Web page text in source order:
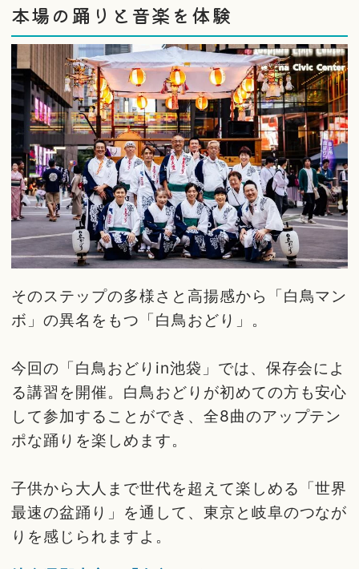
本場の踊りと音楽を体験
そのステップの多様さと高揚感から「白鳥マン
ボ」の異名をもつ「白鳥おどり」。
今回の「白鳥おどりin池袋」では、保存会によ
る講習を開催。白鳥おどりが初めての方も安心
して参加することができ、全8曲のアップテン
ポな踊りを楽しめます。
子供から大人まで世代を超えて楽しめる「世界
最速の盆踊り」を通して、東京と岐阜のつなが
りを感じられますよ。